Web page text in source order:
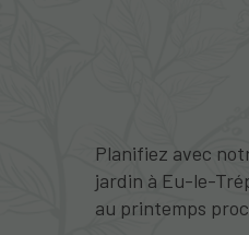
Planifiez avec
jardin à Eu-le-
au printemps